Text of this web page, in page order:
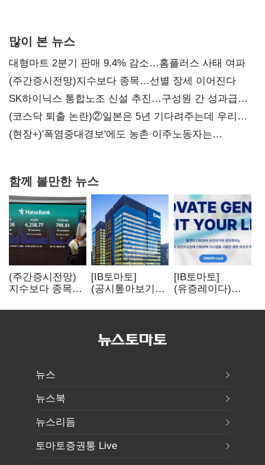
많이 본 뉴스
대형마트 2분기 판매 9.4% 감소…홈플러스 사태 여파
(주간증시전망)지수보다 종목…선별 장세 이어진다
SK하이닉스 통합노조 신설 추진…구성원 간 성과급
불만 확산
(코스닥 퇴출 논란)②일본은 5년 기다려주는데 우리는
당장 퇴출?…시간만으론 부족한 코스닥 구하기
(현장+)'폭염중대경보'에도 농촌 이주노동자는
함께 볼만한 뉴스
(주간증시전망)
지수보다 종목…
이어진다
[IB토마토]
(공시톺아보기)
바로 매출로
[IB토마토]
(유증레이다)
3분의 1 토막…
뉴스
뉴스북
뉴스리듬
토마토증권통 Live